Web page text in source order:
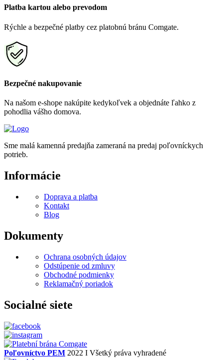
Platba kartou alebo prevodom
Rýchle a bezpečné platby cez platobnú bránu Comgate.
Bezpečné nakupovanie
Na našom e-shope nakúpite kedykoľvek a objednáte ľahko z
pohodlia vášho domova.
Sme malá kamenná predajňa zameraná na predaj poľovníckych
potrieb.
Informácie
Doprava a platba
Kontakt
Blog
Dokumenty
Ochrana osobných údajov
Odstúpenie od zmluvy
Obchodné podmienky
Reklamačný poriadok
Socialné siete
Poľovníctvo PEM 2022 I Všetký práva vyhradené